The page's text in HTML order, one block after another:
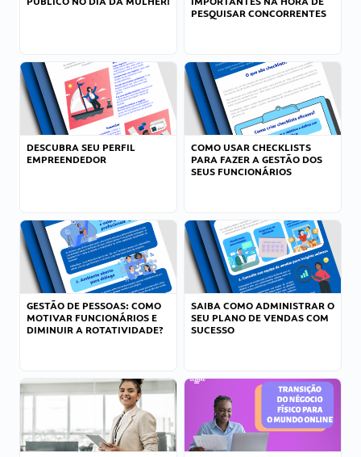
PESQUISAR CONCORRENTES
DESCUBRA SEU PERFIL
EMPREENDEDOR
COMO USAR CHECKLISTS
PARA FAZER A GESTÃO DOS
SEUS FUNCIONÁRIOS
GESTÃO DE PESSOAS: COMO
MOTIVAR FUNCIONÁRIOS E
DIMINUIR A ROTATIVIDADE?
SAIBA COMO ADMINISTRAR O
SEU PLANO DE VENDAS COM
SUCESSO